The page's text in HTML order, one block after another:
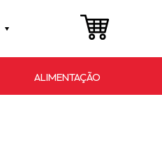
ALIMENTAÇÃO